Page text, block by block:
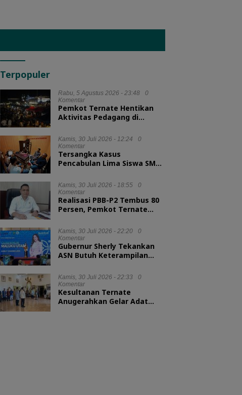
Terpopuler
Rabu, 5 Agustus 2026 - 23:48
0
Komentar
Pemkot Ternate Hentikan
Aktivitas Pedagang di
RI
Kamis, 30 Juli 2026 - 12:24
0
Komentar
Tersangka Kasus
Pencabulan Lima Siswa SMA
Morotai
Kamis, 30 Juli 2026 - 18:55
0
Komentar
Realisasi PBB-P2 Tembus 80
Persen, Pemkot Ternate
Kamis, 30 Juli 2026 - 22:20
0
Komentar
Gubernur Sherly Tekankan
ASN Butuh Keterampilan
Kamis, 30 Juli 2026 - 22:33
0
Komentar
Kesultanan Ternate
Anugerahkan Gelar Adat